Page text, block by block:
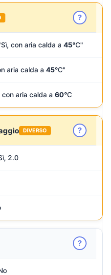
?
con aria calda a 45°C"
aria calda a 45°C"
con aria calda a 60°C
DIVERSO ?
2.0
?